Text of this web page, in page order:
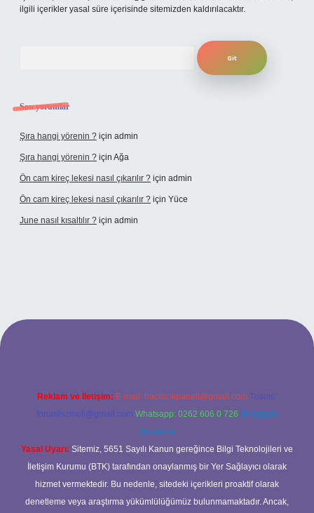
ilgili içerikler yasal süre içerisinde sitemizden kaldırılacaktır.
Son yorumlar
Şıra hangi yörenin ? için admin
Şıra hangi yörenin ? için Ağa
Ön cam kireç lekesi nasıl çıkarılır ? için admin
Ön cam kireç lekesi nasıl çıkarılır ? için Yüce
June nasıl kısaltılır ? için admin
giriş
Reklam ve İletişim: E-mail: backlinkpaneli@gmail.com Teams:
forumhizmeti@gmail.com Whatsapp: 0262 606 0 726 Telegram:
@karabul
Yasal Uyarı: Sitemiz, 5651 Sayılı Kanun gereğince Bilgi Teknolojileri ve
İletişim Kurumu (BTK) tarafından onaylanmış bir Yer Sağlayıcı olarak
hizmet vermektedir. Bu nedenle, sitedeki içerikleri proaktif olarak
denetleme veya araştırma yükümlülüğümüz bulunmamaktadır. Ancak,